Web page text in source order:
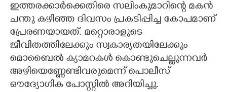
ഇത്തരക്കാർക്കെതിരെ സലിംകുമാറിന്റെ മകൻ
ചന്തു കഴിഞ്ഞ ദിവസം പ്രകടിപ്പിച്ച കോപമാണ്
പ്രേരണയായത്. മറ്റൊരാളുടെ
ജീവിതത്തിലേക്കും സ്വകാര്യതയിലേക്കും
മൊബൈൽ ക്യാമറകൾ കൊണ്ടുചെല്ലുന്നവർ
അഴിയെണ്ണേണ്ടിവരുമെന്ന് പൊലീസ്
ഔദ്യോഗിക പോസ്റ്റിൽ അറിയിച്ചു.